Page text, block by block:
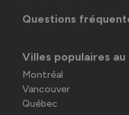
Questions
Villes populaires au
Montréal
Vancouver
Québec